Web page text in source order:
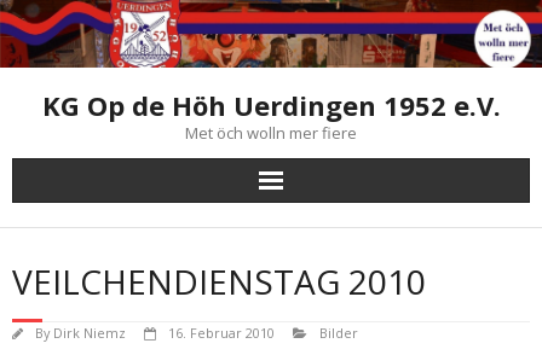
Skip
to
content
KG Op de Höh Uerdingen 1952 e.V.
Met öch wolln mer fiere
VEILCHENDIENSTAG 2010
By Dirk Niemz 16. Februar 2010 Bilder